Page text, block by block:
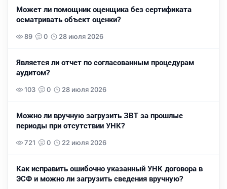
Может ли помощник оценщика без сертификата
осматривать объект оценки?
89 0 28 июля 2026
Является ли отчет по согласованным процедурам
аудитом?
103 0 28 июля 2026
Можно ли вручную загрузить ЗВТ за прошлые
периоды при отсутствии УНК?
721 0 22 июля 2026
Как исправить ошибочно указанный УНК договора в
ЭСФ и можно ли загрузить сведения вручную?